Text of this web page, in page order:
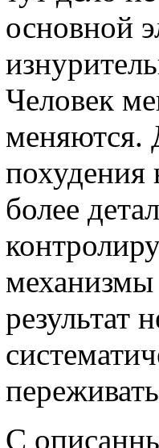
основной
Человек
меняются.
похудения
более
результат
С